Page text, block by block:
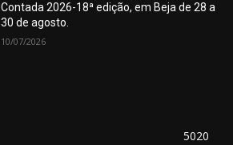
Contada 2026-18ª edição, em Beja de 28 a
30 de agosto.
10/07/2026
5020